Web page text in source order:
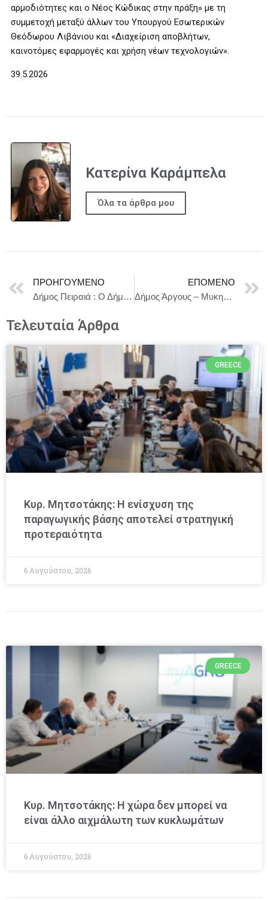
αρμοδιότητες και ο Νέος Κώδικας στην πράξη» με τη
συμμετοχή μεταξύ άλλων του Υπουργού Εσωτερικών
Θεόδωρου Λιβάνιου και «Διαχείριση αποβλήτων,
καινοτόμες εφαρμογές και χρήση νέων τεχνολογιών».
39.5.2026
Κατερίνα Καράμπελα
Όλα τα άρθρα μου
ΠΡΟΗΓΟΎΜΕΝΟ
Δήμος Πειραιά : Ο Δήμος Πειραιά συμμετέχει στην Attica Green Expo 2026
ΕΠΌΜΕΝΟ
Δήμος Άργους – Μυκηνών : Mαθήτριες και μαθητές της Γ’ Λυκείου από τα σχολεία του Δήμου μας
Τελευταία Άρθρα
GREECE
Κυρ. Μητσοτάκης: Η ενίσχυση της
παραγωγικής βάσης αποτελεί στρατηγική
προτεραιότητα
6 Αυγούστου, 2026
GREECE
Κυρ. Μητσοτάκης: Η χώρα δεν μπορεί να
είναι άλλο αιχμάλωτη των κυκλωμάτων
6 Αυγούστου, 2026